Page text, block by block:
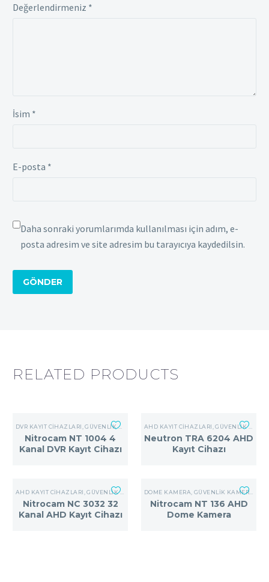
Değerlendirmeniz *
İsim *
E-posta *
Daha sonraki yorumlarımda kullanılması için adım, e-
posta adresim ve site adresim bu tarayıcıya kaydedilsin.
GÖNDER
RELATED PRODUCTS
DVR KAYIT CIHAZLARI,GÜVENLIK KAMERA SISTEMLERI
Nitrocam NT 1004 4
Kanal DVR Kayıt Cihazı
AHD KAYIT CIHAZLARI,GÜVENLIK KAMERA SISTEMLERI
Neutron TRA 6204 AHD
Kayıt Cihazı
AHD KAYIT CIHAZLARI,GÜVENLIK KAMERA SISTEMLERI
Nitrocam NC 3032 32
Kanal AHD Kayıt Cihazı
DOME KAMERA, GÜVENLIK KAMERA SISTEMLERI
Nitrocam NT 136 AHD
Dome Kamera